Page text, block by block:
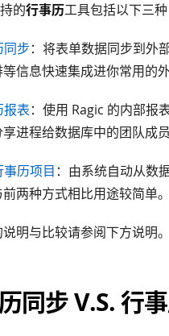
的行事历工具包括以下三种
同步：将表单数据同步到外
信息快速集成进你常用的
报表：使用 Ragic 的内部报
进程给数据库中的团队成
事历项目 ：由系统自动从数
两种方式相比用途较简单。
明与比较请参阅下方说明。
同步 V.S. 行